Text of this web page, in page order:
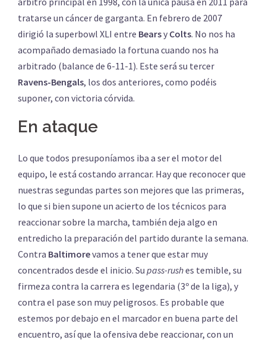
tratarse un cáncer de garganta. En febrero de 2007
dirigió la superbowl XLI entre Bearsy Colts. No nos ha
acompañado demasiado la fortuna cuando nos ha
arbitrado (balance de 6-11-1). Este será su tercer
Ravens-Bengals, los dos anteriores, como podéis
suponer, con victoria córvida.
En ataque
Lo que todos presuponíamos iba a ser el motor del
equipo, le está costando arrancar. Hay que reconocer que
nuestras segundas partes son mejores que las primeras,
lo que si bien supone un acierto de los técnicos para
reaccionar sobre la marcha, también deja algo en
entredicho la preparación del partido durante la semana.
Contra Baltimorevamos a tener que estar muy
concentrados desde el inicio. Su pass-rushes temible, su
firmeza contra la carrera es legendaria (3º de la liga), y
contra el pase son muy peligrosos. Es probable que
estemos por debajo en el marcador en buena parte del
encuentro, así que la ofensiva debe reaccionar, con un